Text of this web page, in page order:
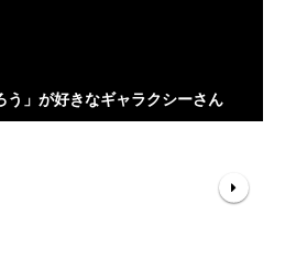
う」が好きなギャラクシーさん